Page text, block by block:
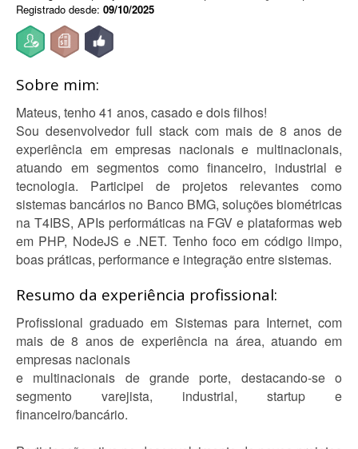
Registrado desde: 09/10/2025
Sobre mim:
Mateus, tenho 41 anos, casado e dois filhos!
Sou desenvolvedor full stack com mais de 8 anos de
experiência em empresas nacionais e multinacionais,
atuando em segmentos como financeiro, industrial e
tecnologia. Participei de projetos relevantes como
sistemas bancários no Banco BMG, soluções biométricas
na T4IBS, APIs performáticas na FGV e plataformas web
em PHP, NodeJS e .NET. Tenho foco em código limpo,
boas práticas, performance e integração entre sistemas.
Resumo da experiência profissional:
Profissional graduado em Sistemas para Internet, com
mais de 8 anos de experiência na área, atuando em
empresas nacionais
e multinacionais de grande porte, destacando-se o
segmento varejista, industrial, startup e
financeiro/bancário.